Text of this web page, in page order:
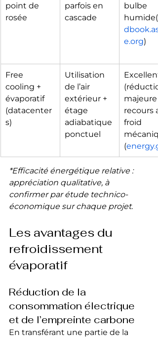
point de
rosée
parfois en
cascade
bulbe
humide(
e.org)
Free
cooling +
évaporatif
(datacenter
s)
Utilisation
de l’air
extérieur +
étage
adiabatique
ponctuel
majeure
recours
froid
(
*Efficacité énergétique relative :
appréciation qualitative, à
confirmer par étude technico-
économique sur chaque projet.
Les avantages du
refroidissement
évaporatif
Réduction de la
consommation électrique
et de l’empreinte carbone
En transférant une partie de la